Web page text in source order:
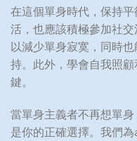
在這個單身時代，保持
活，也應該積極參加社
以減少單身寂寞，同時
持。此外，學會自我照
鍵。
當單身主義者不再想單
是你的正確選擇。我們